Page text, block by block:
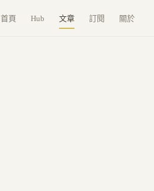
首頁 Hub 文章 訂閱 關於